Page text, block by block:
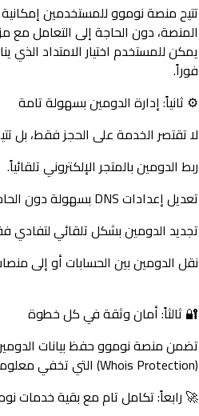
تتيح منصة نوموو للمستخدمين
المنصة، دون الحاجة إلى التعامل مع
فوراً.
⚙ ثانياً: إدارة الدومين بسهولة تامة
لا تقتصر الخدمة على الحجز فقط، بل
ربط الدومين بالمتجر الإلكتروني تلقائياً.
تعديل إعدادات DNS بسهولة دون الحاجة إلى خبرة تقنية.
تجديد الدومين بشكل تلقائي لتفادي
نقل الدومين بين الحسابات أو إلى
🔐 ثالثاً: أمان وثقة في كل خطوة
تضمن منصة نوموو حفظ بيانات
(Whois Protection) التي تخفي معلومات المالك عن الجمهور، مما يعزز الأمان الرقمي للمشاريع التجارية.
🚀 رابعاً: تكامل تام مع بقية خدمات